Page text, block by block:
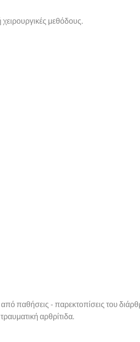
μεθόδους.
- παρεκτοπίσεις του
αρθρίτιδα.